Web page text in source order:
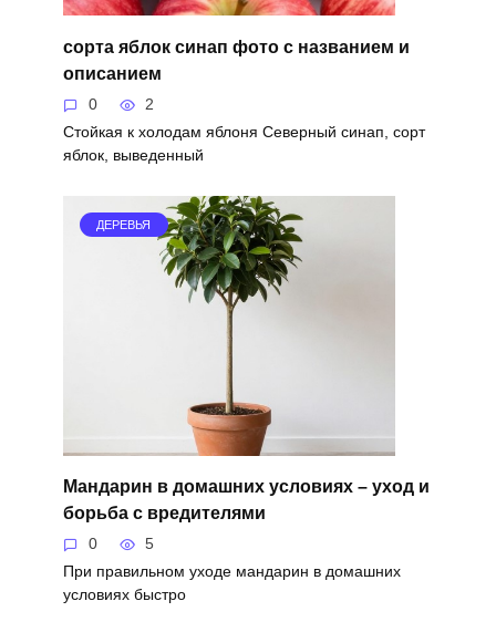
сорта яблок синап фото с названием и
описанием
0 2
Стойкая к холодам яблоня Северный синап, сорт
яблок, выведенный
ДЕРЕВЬЯ
Мандарин в домашних условиях – уход и
борьба с вредителями
0 5
При правильном уходе мандарин в домашних
условиях быстро